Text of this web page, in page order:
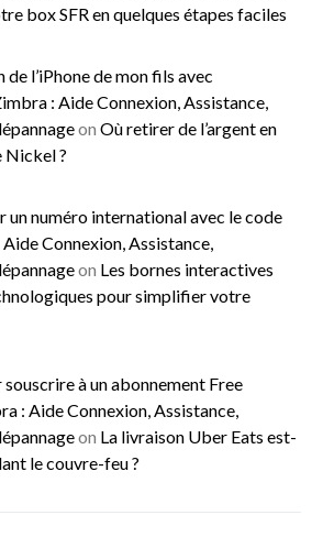
box SFR en quelques étapes faciles
l’iPhone de mon fils avec
: Aide Connexion, Assistance,
on Où retirer de l’argent en
Nickel ?
un numéro international avec le code
Connexion, Assistance,
on Les bornes interactives
pour simplifier votre
à un abonnement Free
: Aide Connexion, Assistance,
on La livraison Uber Eats est-
le couvre-feu ?